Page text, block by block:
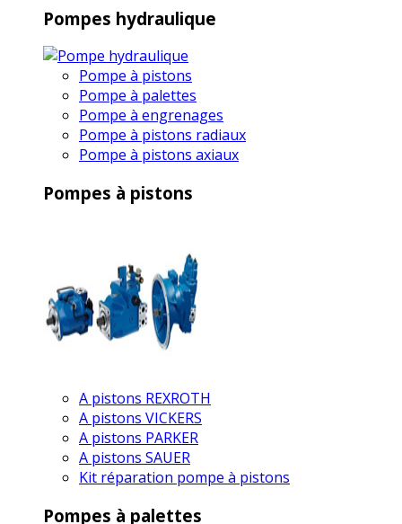
Pompes hydraulique
Pompe à pistons
Pompe à palettes
Pompe à engrenages
Pompe à pistons radiaux
Pompe à pistons axiaux
Pompes à pistons
A pistons REXROTH
A pistons VICKERS
A pistons PARKER
A pistons SAUER
Kit réparation pompe à pistons
Pompes à palettes